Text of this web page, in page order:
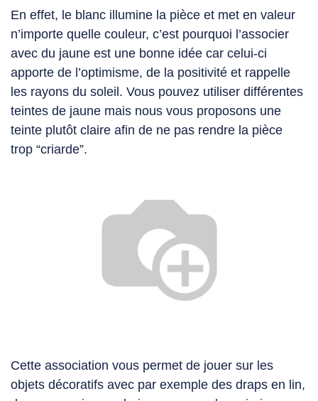
En effet, le blanc illumine la pièce et met en valeur
n’importe quelle couleur, c’est pourquoi l’associer
avec du jaune est une bonne idée car celui-ci
apporte de l’optimisme, de la positivité et rappelle
les rayons du soleil. Vous pouvez utiliser différentes
teintes de jaune mais nous vous proposons une
teinte plutôt claire afin de ne pas rendre la pièce
trop “criarde”.
Cette association vous permet de jouer sur les
objets décoratifs avec par exemple des draps en lin,